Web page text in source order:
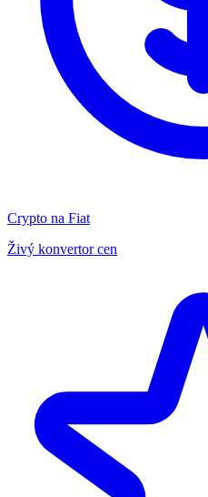
Crypto na Fiat
Živý konvertor cen